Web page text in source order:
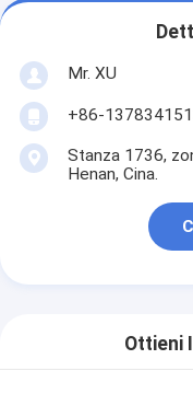
Mr. XU
+86-
Stanza 1736,
Henan, Cina.
Ottieni